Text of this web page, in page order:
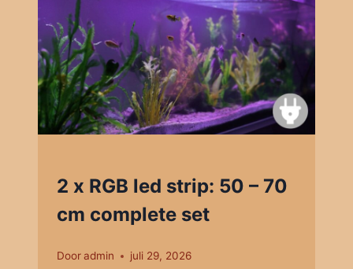
2 x RGB led strip: 50 – 70
cm complete set
Dooradmin juli 29, 2026